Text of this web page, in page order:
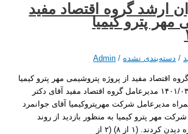
گروه اقتصاد مفید
کیمیا
نشده/
Admin
از پروژه پتروشیمی مهر پترو کیمیا
در تاریخ ۱۴۰۱/۰۳/۰۱ مدیرعامل گروه اقتصاد مفید آقای دکتر
شرکت مهرپتروکیمیا آقای جوانمرد
کیمیا به منظور بازدید از روند
(۲ از